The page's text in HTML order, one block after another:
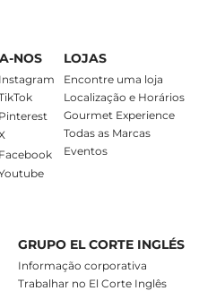
NOS
Instagram
Pinterest
Facebook
LOJAS
Encontre uma loja
Localização e Horários
Gourmet Experience
Todas as Marcas
Eventos
GRUPO EL CORTE INGLÉS
Informação corporativa
Trabalhar no El Corte Inglês